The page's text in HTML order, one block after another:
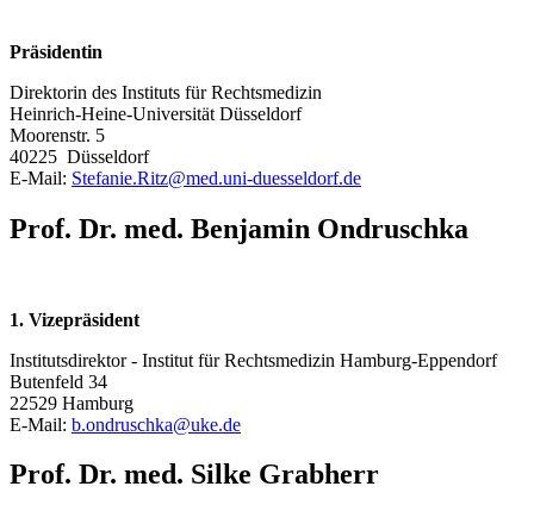
Präsidentin
Direktorin des Instituts für Rechtsmedizin
Heinrich-Heine-Universität Düsseldorf
Moorenstr. 5
40225 Düsseldorf
E-Mail: Stefanie.Ritz@med.uni-duesseldorf.de
Prof. Dr. med. Benjamin Ondruschka
1. Vizepräsident
Institutsdirektor - Institut für Rechtsmedizin Hamburg-Eppendorf
Butenfeld 34
22529 Hamburg
E-Mail: b.ondruschka@uke.de
Prof. Dr. med. Silke Grabherr